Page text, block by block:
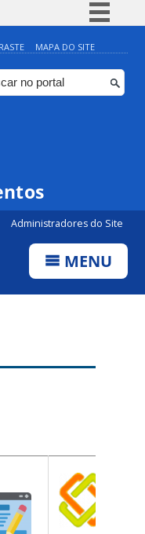
Simplifique!
Comunica BR
Participe
MAPA DO SITE
Administradores do Site
MENU